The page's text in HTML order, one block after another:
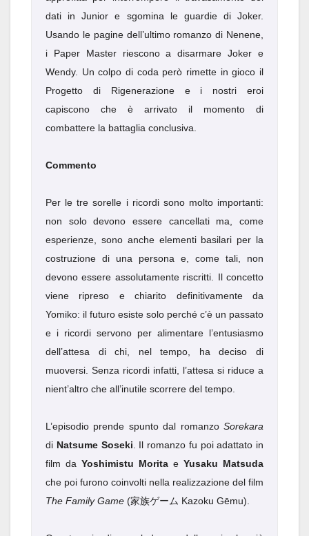
dati in Junior e sgomina le guardie di Joker.
Usando le pagine dell’ultimo romanzo di Nenene,
i Paper Master riescono a disarmare Joker e
Wendy. Un colpo di coda però rimette in gioco il
Progetto di Rigenerazione e i nostri eroi
capiscono che è arrivato il momento di
combattere la battaglia conclusiva.
Commento
Per le tre sorelle i ricordi sono molto importanti:
non solo devono essere cancellati ma, come
esperienze, sono anche elementi basilari per la
costruzione di una persona e, come tali, non
devono essere assolutamente riscritti. Il concetto
viene ripreso e chiarito definitivamente da
Yomiko: il futuro esiste solo perché c’è un passato
e i ricordi servono per alimentare l’entusiasmo
dell’attesa di chi, nel tempo, ha deciso di
muoversi. Senza ricordi infatti, l’attesa si riduce a
nient’altro che all’inutile scorrere del tempo.
L’episodio prende spunto dal romanzo Sorekara
di Natsume Soseki. Il romanzo fu poi adattato in
film da Yoshimistu Morita e Yusaku Matsuda
che poi furono coinvolti nella realizzazione del film
The Family Game (家族ゲーム Kazoku Gēmu).